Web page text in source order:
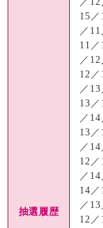
抽選履歴
15
／
11
／
12
／
13
／
13
／
12
／
14
／
12